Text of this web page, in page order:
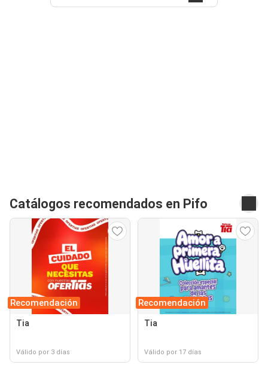
Catálogos recomendados en Pifo
Recomendación
Tia
Válido por 3 días
Recomendación
Tia
Válido por 17 días